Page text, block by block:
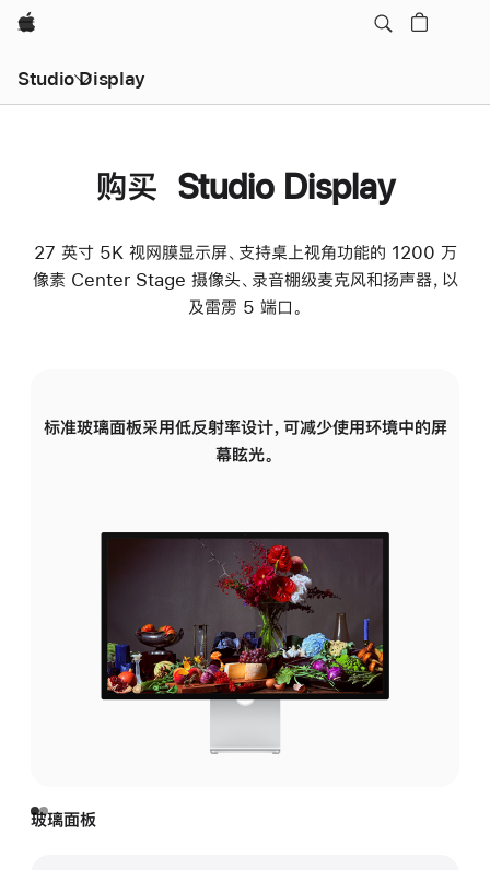
Apple
Studio Display
购买 Studio Display
27 英寸 5K 视网膜显示屏、支持桌上视角功能的 1200 万
像素 Center Stage 摄像头、录音棚级麦克风和扬声器，以
及雷雳 5 端口。
标准玻璃面板采用低反射率设计，可减少使用环境中的屏
幕眩光。
玻璃面板